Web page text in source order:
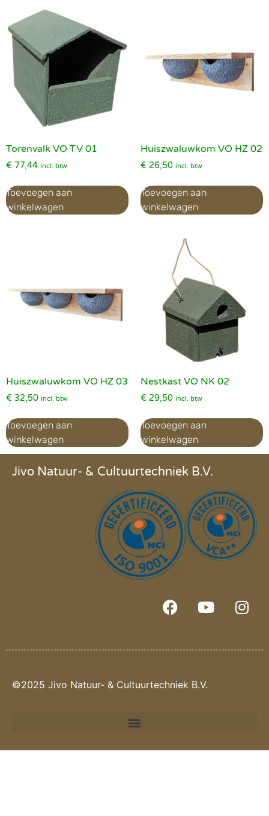
Torenvalk VO TV 01
€ 77,44 incl. btw
Toevoegen aan
winkelwagen
Huiszwaluwkom VO HZ 02
€ 26,50 incl. btw
Toevoegen aan
winkelwagen
Huiszwaluwkom VO HZ 03
€ 32,50 incl. btw
Toevoegen aan
winkelwagen
Nestkast VO NK 02
€ 29,50 incl. btw
Toevoegen aan
winkelwagen
Jivo Natuur- & Cultuurtechniek B.V.
©2025 Jivo Natuur- & Cultuurtechniek B.V.